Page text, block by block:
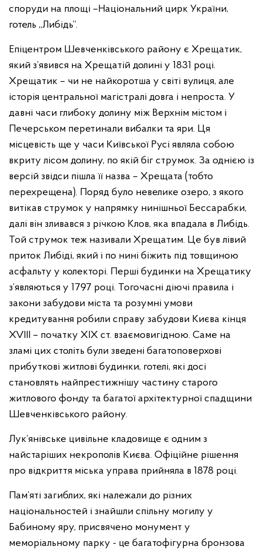
споруди на площі –Національний цирк України,
готель „Либідь”.
Епіцентром Шевченківського району є Хрещатик,
який з’явився на Хрещатій долині у 1831 році.
Хрещатик – чи не найкоротша у світі вулиця, але
історія центральної магістралі довга і непроста. У
давні часи глибоку долину між Верхнім містом і
Печерськом перетинали вибалки та яри. Ця
місцевість ще у часи Київської Русі являла собою
вкриту лісом долину, по якій біг струмок. За однією із
версій звідси пішла її назва – Хрещата (тобто
перехрещена). Поряд було невелике озеро, з якого
витікав струмок у напрямку нинішньої Бессарабки,
далі він зливався з річкою Клов, яка впадала в Либідь.
Той струмок теж називали Хрещатим. Це був лівий
приток Либіді, який і по нині біжить під товщиною
асфальту у колекторі. Перші будинки на Хрещатику
з’являються у 1797 році. Тогочасні діючі правила і
закони забудови міста та розумні умови
кредитування робили справу забудови Києва кінця
XVIII – початку XIX ст. взаємовигідною. Саме на
зламі цих століть були зведені багатоповерхові
прибуткові житлові будинки, готелі, які досі
становлять найпрестижнішу частину старого
житлового фонду та багатої архітектурної спадщини
Шевченківського району.
Лук’янівське цивільне кладовище є одним з
найстаріших некрополів Києва. Офіційне рішення
про відкриття міська управа прийняла в 1878 році.
Пам’яті загиблих, які належали до різних
національностей і знайшли спільну могилу у
Бабиному яру, присвячено монумент у
меморіальному парку - це багатофігурна бронзова